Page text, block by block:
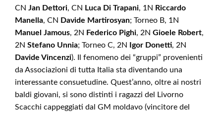
CN Jan Dettori, CN Luca Di Trapani, 1N Riccardo
Manella, CN Davide Martirosyan; Torneo B, 1N
Manuel Jamous, 2N Federico Pighi, 2N Gioele Robert,
2N Stefano Unnia; Torneo C, 2N Igor Donetti, 2N
Davide Vincenzi). Il fenomeno dei “gruppi” provenienti
da Associazioni di tutta Italia sta diventando una
interessante consuetudine. Quest’anno, oltre ai nostri
baldi giovani, si sono distinti i ragazzi del Livorno
Scacchi cappeggiati dal GM moldavo (vincitore del